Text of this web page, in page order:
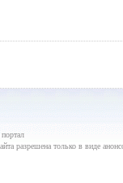
разрешена только в виде